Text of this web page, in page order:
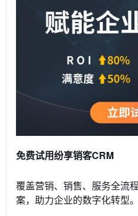
免费试用纷享销客CRM
覆盖营销、销售、服务全流
案，助力企业的数字化转型。